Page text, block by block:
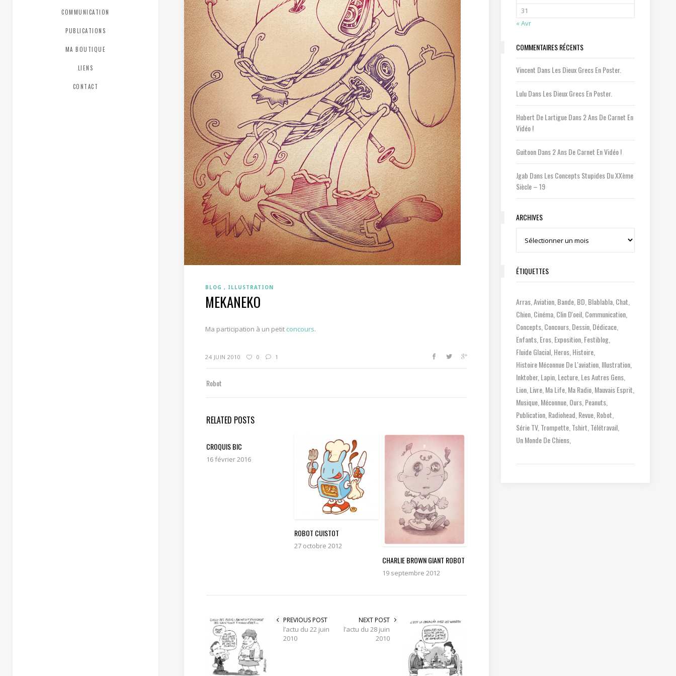
COMMUNICATION
PUBLICATIONS
MA BOUTIQUE
LIENS
CONTACT
BLOG ILLUSTRATION
MEKANEKO
Ma participation à un petit concours.
24 JUIN 2010 0 1
Robot
RELATED POSTS
CROQUIS BIC
16 février 2016
ROBOT CUISTOT
27 octobre 2012
CHARLIE BROWN GIANT ROBOT
19 septembre 2012
PREVIOUS POST
l’actu du 22 juin
2010
NEXT POST
l’actu du 28 juin
2010
31
« Avr
COMMENTAIRES RÉCENTS
Vincent DansLes Dieux Grecs En Poster.
LuluDansLes Dieux Grecs En Poster.
Hubert De LartigueDans2 Ans De Carnet En
Vidéo !
GuitoonDans2 Ans De Carnet En Vidéo !
Jgab DansLes Concepts Stupides Du XXème
Siècle – 19
ARCHIVES
Archives
ÉTIQUETTES
Arras Aviation Bande BD Blablabla Chat
Chien Cinéma Clin D'oeil Communication
Concepts Concours Dessin Dédicace
Enfants Eros Exposition Festiblog
Fluide Glacial Heros Histoire
Histoire Méconnue De L'aviation Illustration
Inktober Lapin Lecture Les Autres Gens
Lion Livre Ma Life Ma Radio Mauvais Esprit
Musique Méconnue Ours Peanuts
Publication Radiohead Revue Robot
Série TV Trompette Tshirt Télétravail
Un Monde De Chiens